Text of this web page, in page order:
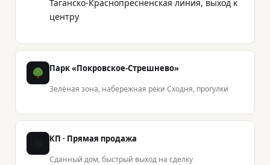
Таганско-Краснопресненская линия, выход к
центру
Парк «Покровское-Стрешнево»
Зелёная зона, набережная реки Сходня, прогулки
КП · Прямая продажа
Сданный дом, быстрый выход на сделку